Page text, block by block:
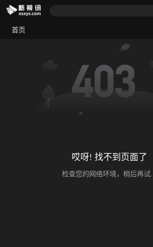
首页
哎呀! 找不到页面了
检查您的网络环境，稍后再试...